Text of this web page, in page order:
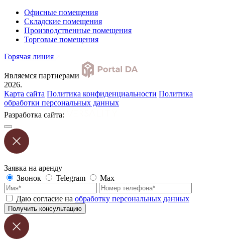
Офисные помещения
Складские помещения
Производственные помещения
Торговые помещения
Горячая линия
Являемся партнерами
2026.
Карта сайта Политика конфиденциальности Политика
обработки персональных данных
Разработка сайта:
Заявка на аренду
Звонок
Telegram Max
Даю согласие на обработку персональных данных
Получить консультацию